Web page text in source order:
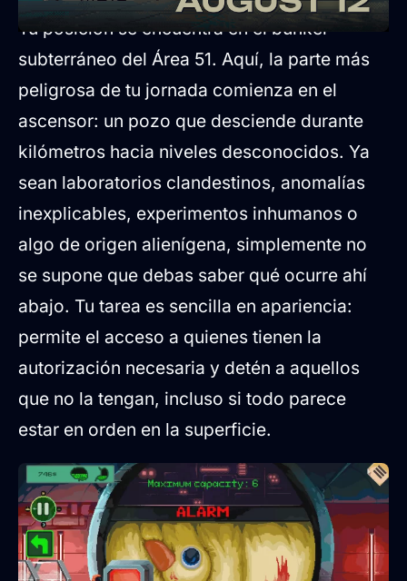
Tu posición se encuentra en el búnker
subterráneo del Área 51. Aquí, la parte más
peligrosa de tu jornada comienza en el
ascensor: un pozo que desciende durante
kilómetros hacia niveles desconocidos. Ya
sean laboratorios clandestinos, anomalías
inexplicables, experimentos inhumanos o
algo de origen alienígena, simplemente no
se supone que debas saber qué ocurre ahí
abajo. Tu tarea es sencilla en apariencia:
permite el acceso a quienes tienen la
autorización necesaria y detén a aquellos
que no la tengan, incluso si todo parece
estar en orden en la superficie.